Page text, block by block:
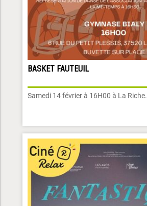
BASKET FAUTEUIL
Samedi 14 février à 16H00 à La Riche.